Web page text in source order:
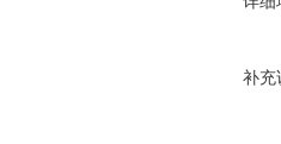
补充